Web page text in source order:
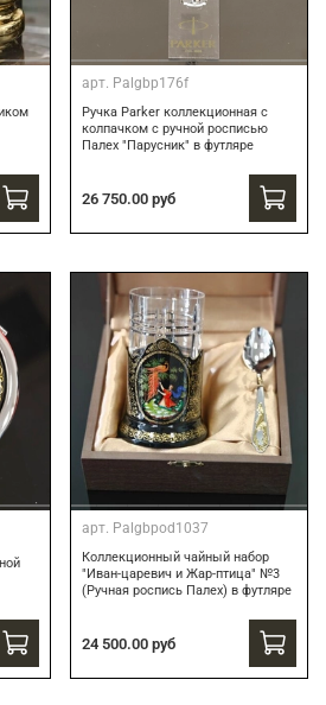
арт. Palgbp176f
Ручка Parker коллекционная с
колпачком с ручной росписью
Палех "Парусник" в футляре
26 750.00 руб
арт. Palgbpod1037
Коллекционный чайный набор
"Иван-царевич и Жар-птица" №3
(Ручная роспись Палех) в футляре
24 500.00 руб